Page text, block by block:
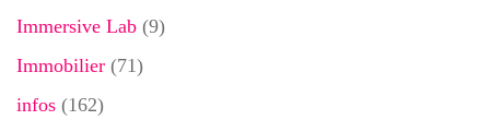
Immersive Lab (9)
Immobilier (71)
infos (162)